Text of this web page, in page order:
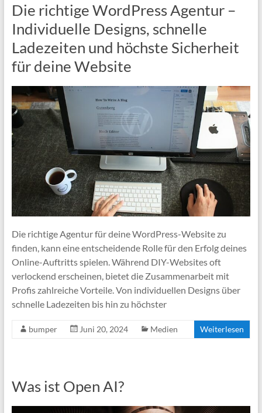
Die richtige WordPress Agentur –
Individuelle Designs, schnelle
Ladezeiten und höchste Sicherheit
für deine Website
Die richtige Agentur für deine WordPress-Website zu
finden, kann eine entscheidende Rolle für den Erfolg deines
Online-Auftritts spielen. Während DIY-Websites oft
verlockend erscheinen, bietet die Zusammenarbeit mit
Profis zahlreiche Vorteile. Von individuellen Designs über
schnelle Ladezeiten bis hin zu höchster
bumper Juni 20, 2024 Medien Weiterlesen
Was ist Open AI?